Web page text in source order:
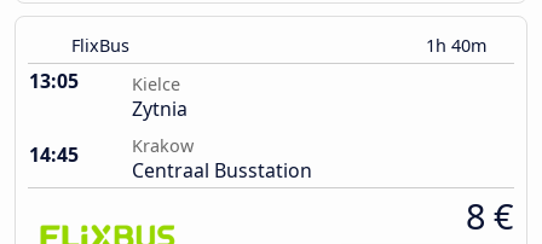
FlixBus 1h 40m
13:05 Kielce
Zytnia
14:45
Krakow
Centraal Busstation
8 €